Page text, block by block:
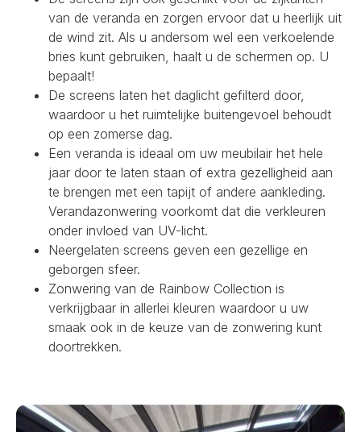
van de veranda en zorgen ervoor dat u heerlijk uit
de wind zit. Als u andersom wel een verkoelende
bries kunt gebruiken, haalt u de schermen op. U
bepaalt!
De screens laten het daglicht gefilterd door,
waardoor u het ruimtelijke buitengevoel behoudt
op een zomerse dag.
Een veranda is ideaal om uw meubilair het hele
jaar door te laten staan of extra gezelligheid aan
te brengen met een tapijt of andere aankleding.
Verandazonwering voorkomt dat die verkleuren
onder invloed van UV-licht.
Neergelaten screens geven een gezellige en
geborgen sfeer.
Zonwering van de Rainbow Collection is
verkrijgbaar in allerlei kleuren waardoor u uw
smaak ook in de keuze van de zonwering kunt
doortrekken.